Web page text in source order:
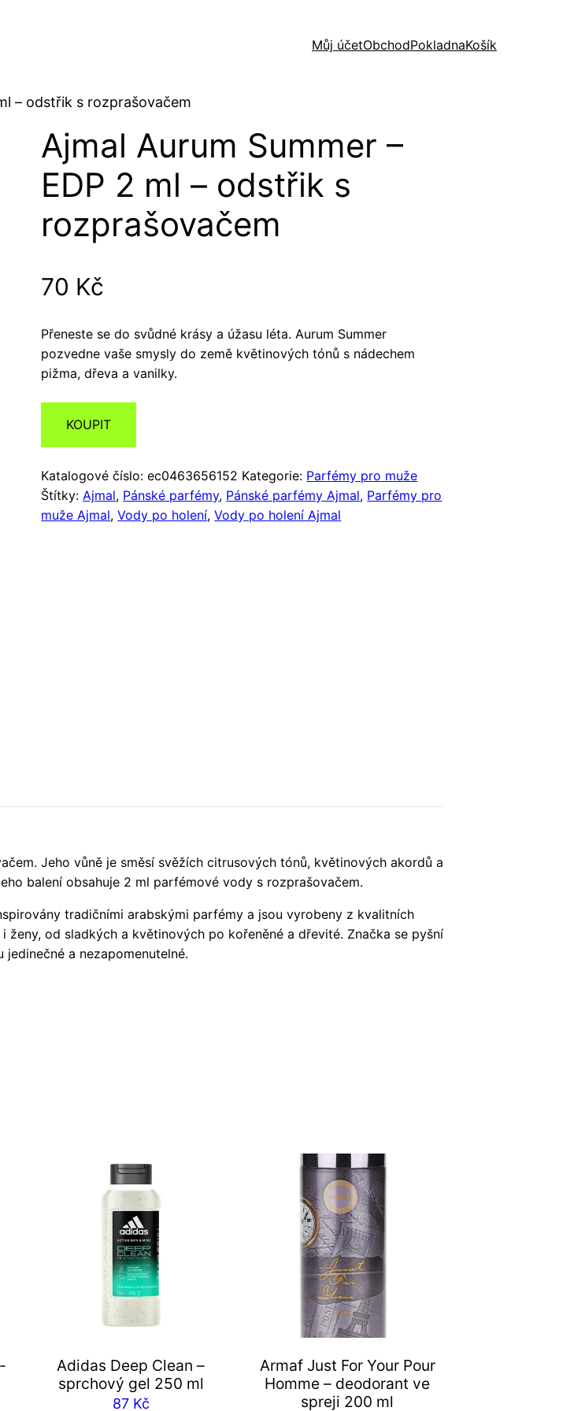
Můj účetObchodPokladnaKošík
– odstřik s rozprašovačem
Ajmal Aurum Summer –
EDP 2 ml – odstřik s
rozprašovačem
70 Kč
Přeneste se do svůdné krásy a úžasu léta. Aurum Summer
pozvedne vaše smysly do země květinových tónů s nádechem
pižma, dřeva a vanilky.
KOUPIT
Katalogové číslo:ec0463656152 Kategorie: Parfémy pro muže
Štítky: Ajmal, Pánské parfémy, Pánské parfémy Ajmal, Parfémy pro
muže Ajmal,Vody po holení,Vody po holení Ajmal
Jeho vůně je směsí svěžích citrusových tónů, květinových akordů a
balení obsahuje 2 ml parfémové vody s rozprašovačem.
tradičními arabskými parfémy a jsou vyrobeny z kvalitních
od sladkých a květinových po kořeněné a dřevité. Značka se pyšní
a nezapomenutelné.
Adidas Deep Clean –
sprchový gel 250 ml
87 Kč
Armaf Just For Your Pour
Homme – deodorant ve
spreji 200 ml